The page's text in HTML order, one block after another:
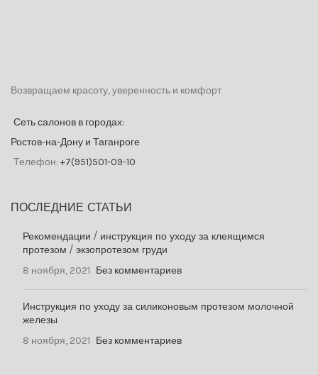
Возвращаем красоту, уверенность и комфорт
Сеть салонов в городах:
Ростов-на-Дону и Таганроге
Телефон: +7(951)501-09-10
ПОСЛЕДНИЕ СТАТЬИ
Рекомендации / инструкция по уходу за клеящимся
протезом / экзопротезом груди
8 ноября, 2021 Без комментариев
Инструкция по уходу за силиконовым протезом молочной
железы
8 ноября, 2021 Без комментариев